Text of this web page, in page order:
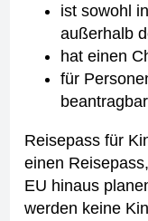
ist sowohl
außerhalb
hat einen
für
Reisepass für
einen
EU hinaus
werden keine